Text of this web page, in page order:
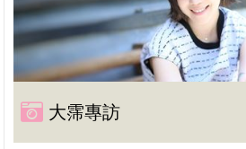
大霈專訪